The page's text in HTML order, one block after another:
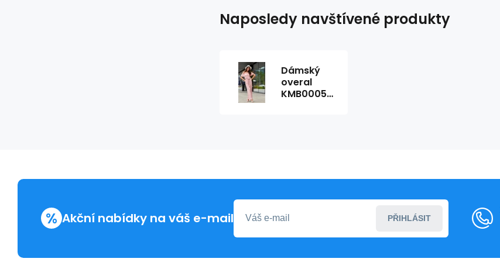
Naposledy navštívené produkty
Dámský
overal
KMB0005
% Akční nabídky na váš e-mail PŘIHLÁSIT